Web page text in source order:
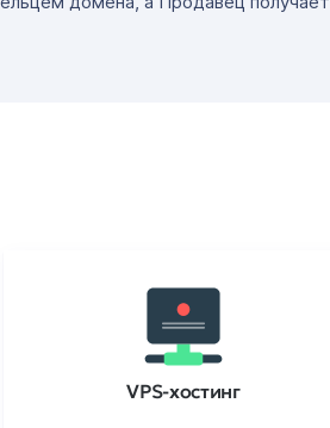
VPS-хостинг